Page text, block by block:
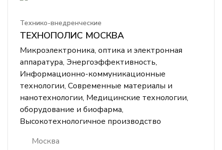
Технико-внедренческие
ТЕХНОПОЛИС МОСКВА
Микроэлектроника, оптика и электронная
аппаратура, Энергоэффективность,
Информационно-коммуникационные
технологии, Современные материалы и
нанотехнологии, Медицинские технологии,
оборудование и биофарма,
Высокотехнологичное производство
Москва